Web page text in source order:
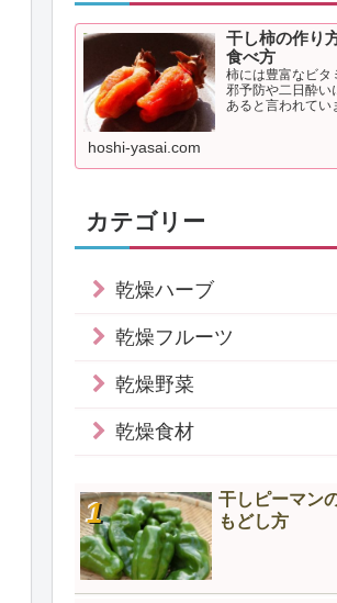
干し柿の作り
食べ方
柿には豊富なビタ
邪予防や二日酔い
あると言われてい
習慣があり干し
栄養価がぎゅっと
hoshi-yasai.com
カテゴリー
乾燥ハーブ
乾燥フルーツ
乾燥野菜
乾燥食材
干しピーマン
もどし方